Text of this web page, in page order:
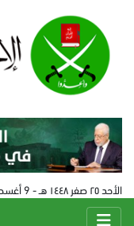
الأحد ٢٥ صفر ١٤٤٨ هـ - 9 أغسطس 2026 م - الساعة 10:55 م